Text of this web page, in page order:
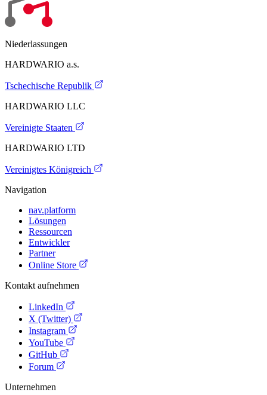
Niederlassungen
HARDWARIO a.s.
Tschechische Republik
HARDWARIO LLC
Vereinigte Staaten
HARDWARIO LTD
Vereinigtes Königreich
Navigation
nav.platform
Lösungen
Ressourcen
Entwickler
Partner
Online Store
Kontakt aufnehmen
LinkedIn
X (Twitter)
Instagram
YouTube
GitHub
Forum
Unternehmen